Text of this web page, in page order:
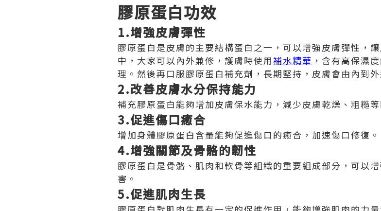
膠原蛋白功效
1.增強皮膚彈性
膠原蛋白是皮膚的主要結構蛋白之一，可以增強皮膚彈性，
中，大家可以內外兼修，護膚時使用補水精華 ，含有高保濕
理。然後再口服膠原蛋白補充劑，長期堅持，皮膚會由內到外
2.改善皮膚水分保持能力
補充膠原蛋白能夠增加皮膚保水能力，減少皮膚乾燥、粗糙等
3.促進傷口癒合
增加身體膠原蛋白含量能夠促進傷口的癒合，加速傷口修復。
4.增強關節及骨骼的韌性
膠原蛋白是骨骼、肌肉和軟骨等組織的重要組成部分，可以
害。
5.促進肌肉生長